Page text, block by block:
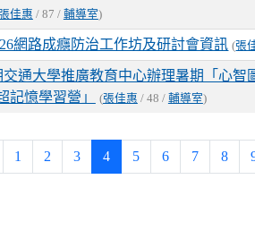
佳惠 / 87 / 輔導室)
網路成癮防治工作坊及研討會資訊 (張
交通大學推廣教育中心辦理暑期「心智
記憶學習營」
(張佳惠 / 48 / 輔導室)
1 2 3 4(current)
5 6 7 8